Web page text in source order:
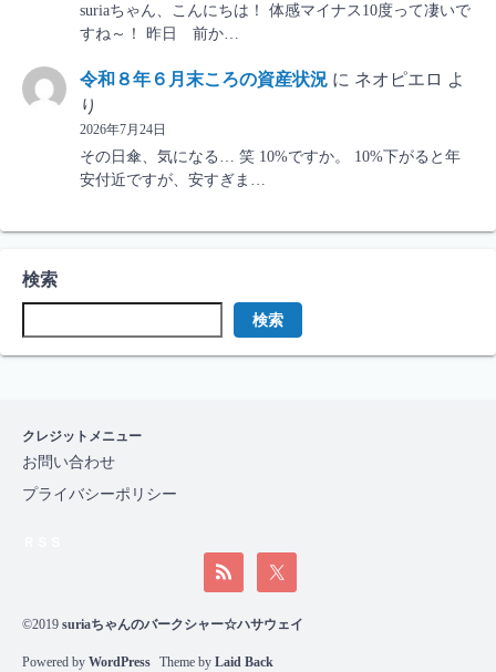
suriaちゃん、こんにちは！ 体感マイナス10度って凄いで
すね～！ 昨日 前か…
令和８年６月末ころの資産状況 に ネオピエロ よ
り
2026年7月24日
その日傘、気になる… 笑 10%ですか。 10%下がると年
安付近ですが、安すぎま…
検索
検索
クレジットメニュー
お問い合わせ
プライバシーポリシー
©2019 suriaちゃんのバークシャー☆ハサウェイ
Powered by WordPress Theme by Laid Back